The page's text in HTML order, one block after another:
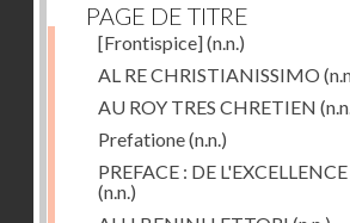
PAGE DE TITRE
[Frontispice](n.n.)
AL RE CHRISTIANISSIMO
AU ROY TRES CHRETIEN
Prefatione(n.n.)
PREFACE : DE
(n.n.)